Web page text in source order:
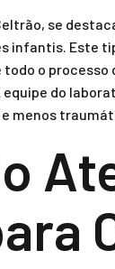
se
infantis. Este
o
do
menos